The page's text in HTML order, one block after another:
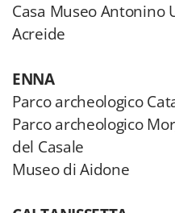
Casa Museo Antonino
Acreide
ENNA
Parco archeologico
Parco archeologico
del Casale
Museo di Aidone